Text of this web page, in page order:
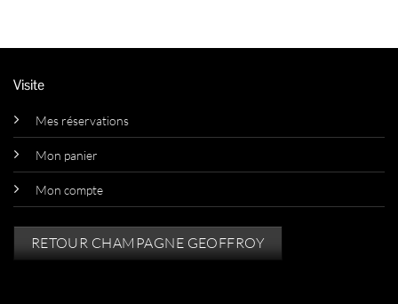
Visite
Mes réservations
Mon panier
Mon compte
RETOUR CHAMPAGNE GEOFFROY